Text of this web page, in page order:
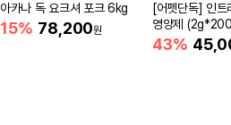
아카나 독 요크셔 포크 6kg
15% 78,200원
[어펫단독] 인트
영양제
43%